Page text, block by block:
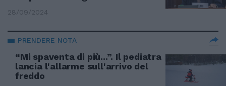
28/09/2024
PRENDERE NOTA
“Mi spaventa di più...”. Il pediatra
lancia l'allarme sull'arrivo del
freddo